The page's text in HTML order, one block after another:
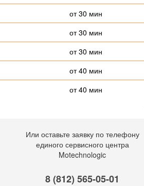
от 30 мин
от 30 мин
от 30 мин
от 40 мин
от 40 мин
Или оставьте заявку по телефону
единого сервисного центра
Motechnologic
8 (812) 565-05-01